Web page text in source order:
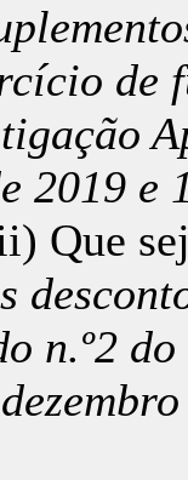
de
2019
Que
n.º2